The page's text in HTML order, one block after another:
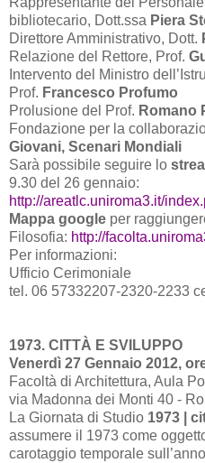
bibliotecario, Dott.ssa Piera
Direttore Amministrativo, Dott.
Relazione del Rettore, Prof.
Intervento del Ministro
Prof. Francesco Profumo
Prolusione del Prof. Romano
Fondazione per la
Giovani, Scenari Mondiali
Sarà possibile seguire lo
9.30 del 26 gennaio:
http://areatlc.uniroma3.it/
Mappa google per
Filosofia: http://
Per informazioni:
Ufficio Cerimoniale
tel. 06 57332207-2320-2233
1973. CITTÀ E SVILUPPO
Venerdì 27 Gennaio 2012,
Facoltà di Architettura, Aula
via Madonna dei Monti 40 -
La Giornata di Studio 1973 |
assumere il 1973 come
carotaggio temporale